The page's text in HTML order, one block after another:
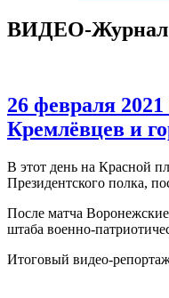
ВИДЕО-Журнал
26 февраля
Кремлёвцев и
В этот день на Красной
Президентского полка,
После матча
штаба военно-
Итоговый видео-